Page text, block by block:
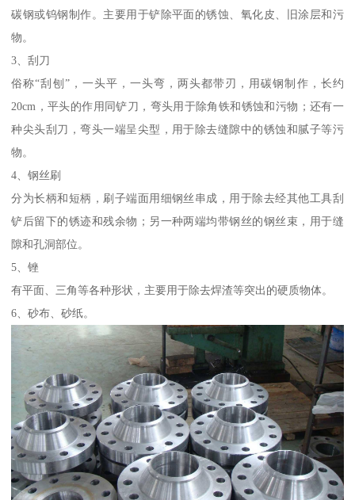
碳钢或钨钢制作。主要用于铲除平面的锈蚀、氧化皮、旧涂层和污
物。
3、刮刀
俗称“刮刨”，一头平，一头弯，两头都带刃，用碳钢制作，长约
20cm，平头的作用同铲刀，弯头用于除角铁和锈蚀和污物；还有一
种尖头刮刀，弯头一端呈尖型，用于除去缝隙中的锈蚀和腻子等污
物。
4、钢丝刷
分为长柄和短柄，刷子端面用细钢丝串成，用于除去经其他工具刮
铲后留下的锈迹和残余物；另一种两端均带钢丝的钢丝束，用于缝
隙和孔洞部位。
5、锉
有平面、三角等各种形状，主要用于除去焊渣等突出的硬质物体。
6、砂布、砂纸。